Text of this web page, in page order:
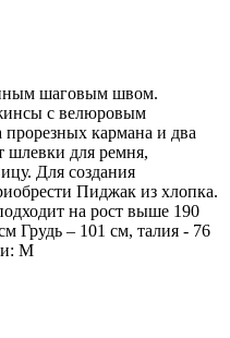
шаговым швом.
с велюровым
кармана и два
шлевки для ремня,
Для создания
Пиджак из хлопка.
на рост выше 190
Грудь – 101 см, талия - 76
М